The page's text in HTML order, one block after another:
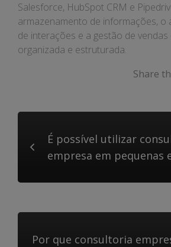
Salesforce, HubSpot CRM e
armazenamento de informações, o
de interações e a gestão de
organizada e estruturada.
Share
É possível utilizar
empresa em pequenas
Por que consultoria